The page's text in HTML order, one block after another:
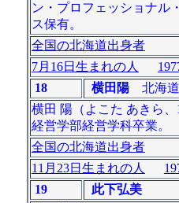
ン・プロフェッショナル
ス保有。
全国の北海道出身者
7月16日生まれの人
18
横田陽北海道
横田 陽（よこた あきら
経営学部経営学科卒業。
全国の北海道出身者
11月23日生まれの人
19
此下弘美